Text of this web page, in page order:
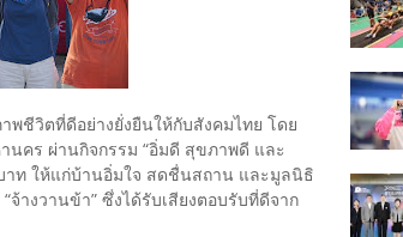
พชีวิตที่ดีอย่างยั่งยืนให้กับสังคมไทย โดย
คร ผ่านกิจกรรม “อิ่มดี สุขภาพดี และ
ท ให้แก่บ้านอิ่มใจ สดชื่นสถาน และมูลนิธิ
างวานข้า” ซึ่งได้รับเสียงตอบรับที่ดีจาก